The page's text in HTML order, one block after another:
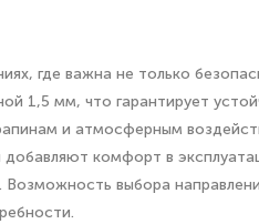
где важна не только
1,5 мм, что гарантирует
и атмосферным
добавляют комфорт в
выбора